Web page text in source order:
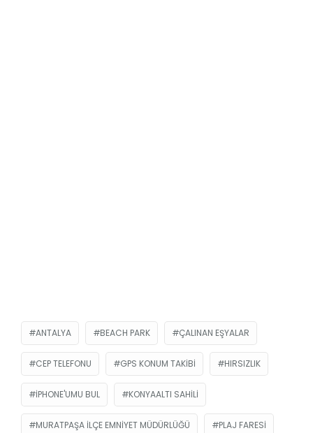
ANTALYA BEACH PARK ÇALINAN EŞYALAR
CEP TELEFONU GPS KONUM TAKIBI HIRSIZLIK
IPHONE'UMU BUL KONYAALTI SAHILI
MURATPAŞA İLÇE EMNIYET MÜDÜRLÜĞÜ PLAJ FARESI